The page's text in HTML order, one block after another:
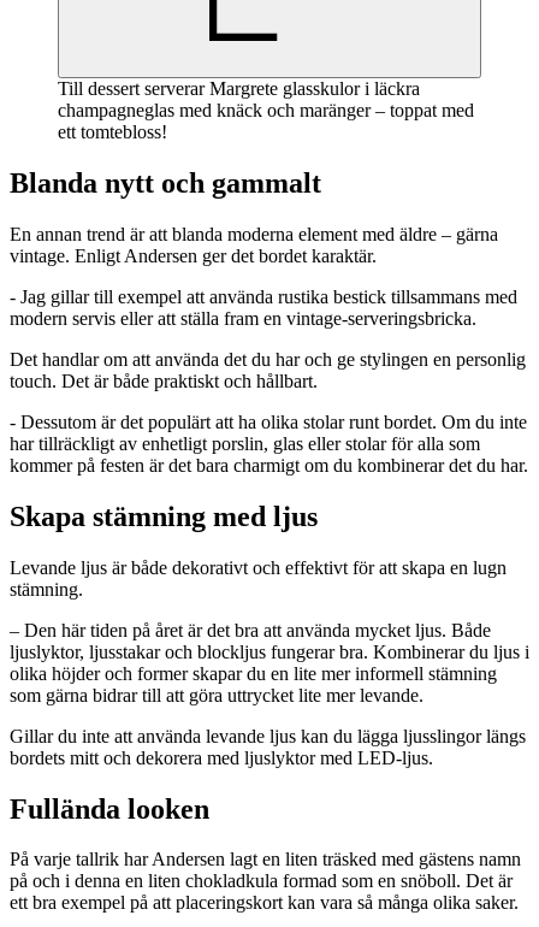
Till dessert serverar Margrete glasskulor i läckra
champagneglas med knäck och maränger – toppat med
ett tomtebloss!
Blanda nytt och gammalt
En annan trend är att blanda moderna element med äldre – gärna
vintage. Enligt Andersen ger det bordet karaktär.
- Jag gillar till exempel att använda rustika bestick tillsammans med
modern servis eller att ställa fram en vintage-serveringsbricka.
Det handlar om att använda det du har och ge stylingen en personlig
touch. Det är både praktiskt och hållbart.
- Dessutom är det populärt att ha olika stolar runt bordet. Om du inte
har tillräckligt av enhetligt porslin, glas eller stolar för alla som
kommer på festen är det bara charmigt om du kombinerar det du har.
Skapa stämning med ljus
Levande ljus är både dekorativt och effektivt för att skapa en lugn
stämning.
– Den här tiden på året är det bra att använda mycket ljus. Både
ljuslyktor, ljusstakar och blockljus fungerar bra. Kombinerar du ljus i
olika höjder och former skapar du en lite mer informell stämning
som gärna bidrar till att göra uttrycket lite mer levande.
Gillar du inte att använda levande ljus kan du lägga ljusslingor längs
bordets mitt och dekorera med ljuslyktor med LED-ljus.
Fullända looken
På varje tallrik har Andersen lagt en liten träsked med gästens namn
på och i denna en liten chokladkula formad som en snöboll. Det är
ett bra exempel på att placeringskort kan vara så många olika saker.